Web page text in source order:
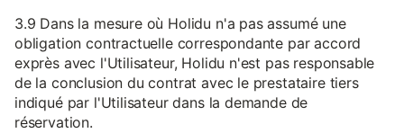
3.9 Dans la mesure où Holidu n'a pas assumé une
obligation contractuelle correspondante par accord
exprès avec l'Utilisateur, Holidu n'est pas responsable
de la conclusion du contrat avec le prestataire tiers
indiqué par l'Utilisateur dans la demande de
réservation.